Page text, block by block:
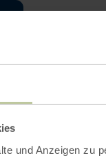
und Anzeigen zu